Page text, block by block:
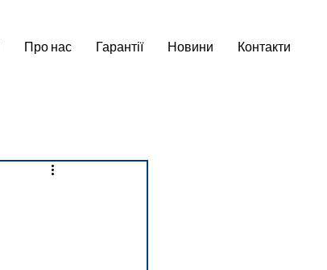
Про нас Гарантії Новини Контакти